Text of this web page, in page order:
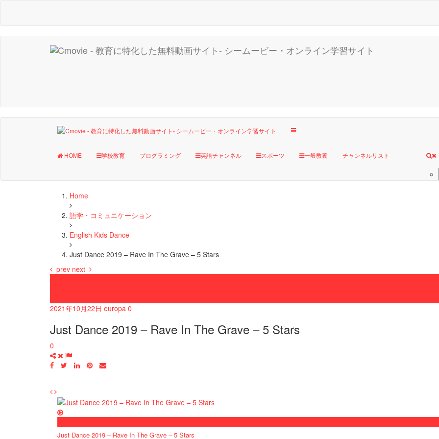
HOME 学校教育 プログラミング 英語チャンネル スポーツ 一般教養 チャンネルリスト
Home
語学・コミュニケーション
English Kids Dance
Just Dance 2019 – Rave In The Grave – 5 Stars
prev next
2021年10月22日 europa 0
Just Dance 2019 – Rave In The Grave – 5 Stars
0
Just Dance 2019 – Rave In The Grave – 5 Stars